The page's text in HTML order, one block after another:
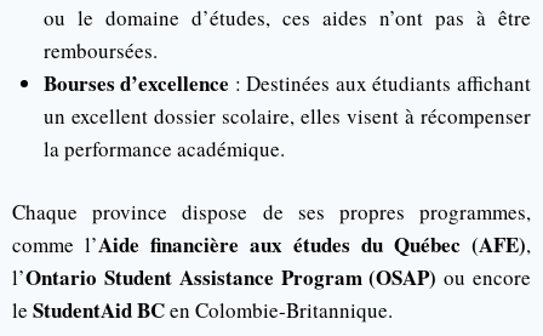
ou le domaine d’études, ces aides n’ont pas à être
remboursées.
Bourses d’excellence : Destinées aux étudiants affichant
un excellent dossier scolaire, elles visent à récompenser
la performance académique.
Chaque province dispose de ses propres programmes,
comme l’Aide financière aux études du Québec (AFE),
l’Ontario Student Assistance Program (OSAP) ou encore
le StudentAid BCen Colombie-Britannique.